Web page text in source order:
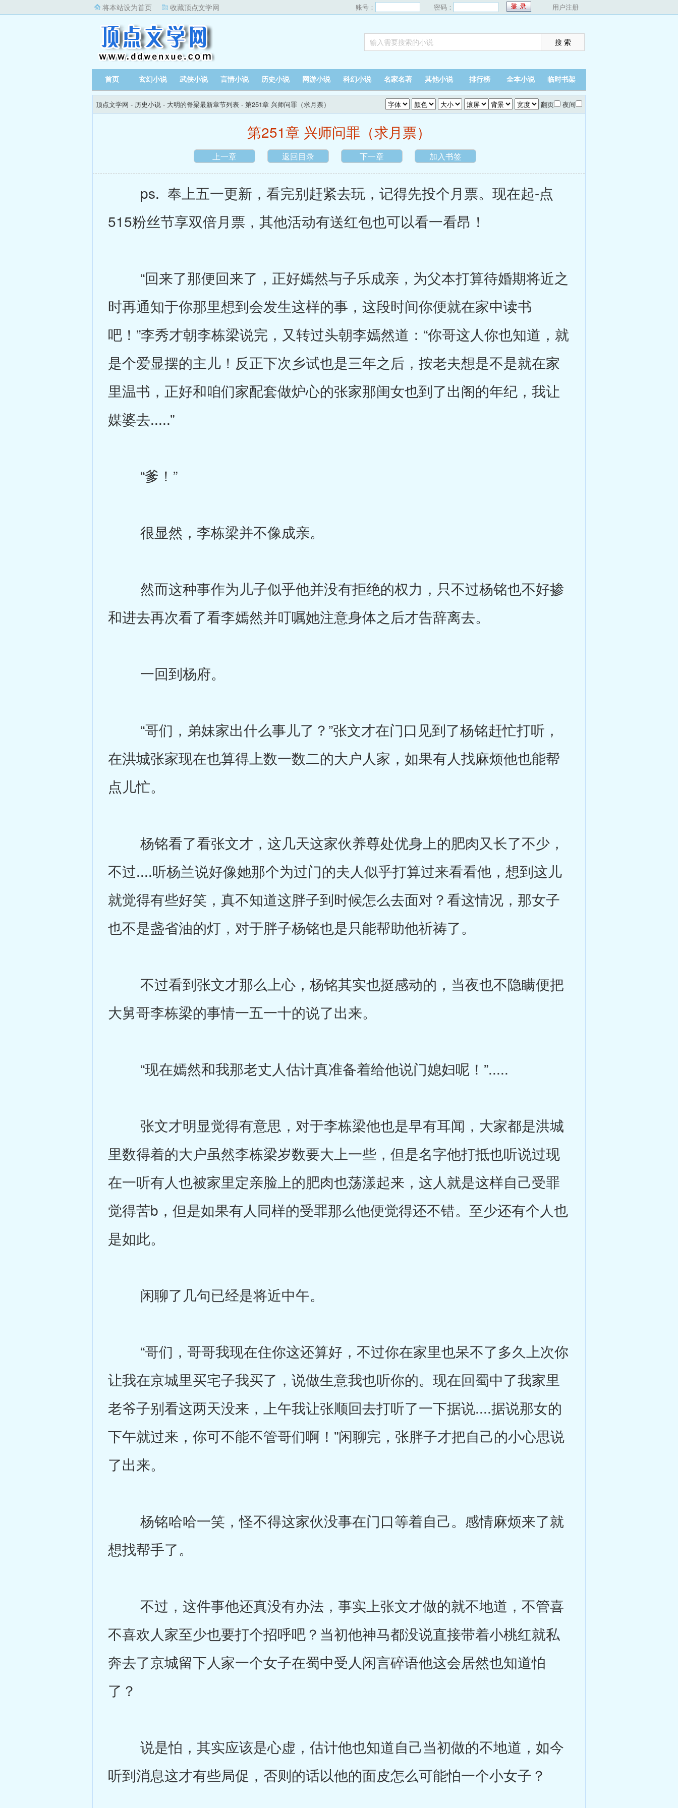
将本站设为首页 收藏顶点文学网 账号： 密码： 用户注册
首页 玄幻小说 武侠小说 言情小说 历史小说 网游小说 科幻小说 名家名著 其他小说 排行榜 全本小说 临时书架
顶点文学网 - 历史小说 - 大明的脊梁最新章节列表 - 第251章 兴师问罪（求月票） 翻页 夜间
第251章 兴师问罪（求月票）
上一章 返回目录 下一章 加入书签
ps. 奉上五一更新，看完别赶紧去玩，记得先投个月票。现在起-点
515粉丝节享双倍月票，其他活动有送红包也可以看一看昂！
“回来了那便回来了，正好嫣然与子乐成亲，为父本打算待婚期将近之
时再通知于你那里想到会发生这样的事，这段时间你便就在家中读书
吧！”李秀才朝李栋梁说完，又转过头朝李嫣然道：“你哥这人你也知道，就
是个爱显摆的主儿！反正下次乡试也是三年之后，按老夫想是不是就在家
里温书，正好和咱们家配套做炉心的张家那闺女也到了出阁的年纪，我让
媒婆去.....”
“爹！”
很显然，李栋梁并不像成亲。
然而这种事作为儿子似乎他并没有拒绝的权力，只不过杨铭也不好掺
和进去再次看了看李嫣然并叮嘱她注意身体之后才告辞离去。
一回到杨府。
“哥们，弟妹家出什么事儿了？”张文才在门口见到了杨铭赶忙打听，
在洪城张家现在也算得上数一数二的大户人家，如果有人找麻烦他也能帮
点儿忙。
杨铭看了看张文才，这几天这家伙养尊处优身上的肥肉又长了不少，
不过....听杨兰说好像她那个为过门的夫人似乎打算过来看看他，想到这儿
就觉得有些好笑，真不知道这胖子到时候怎么去面对？看这情况，那女子
也不是盏省油的灯，对于胖子杨铭也是只能帮助他祈祷了。
不过看到张文才那么上心，杨铭其实也挺感动的，当夜也不隐瞒便把
大舅哥李栋梁的事情一五一十的说了出来。
“现在嫣然和我那老丈人估计真准备着给他说门媳妇呢！”.....
张文才明显觉得有意思，对于李栋梁他也是早有耳闻，大家都是洪城
里数得着的大户虽然李栋梁岁数要大上一些，但是名字他打抵也听说过现
在一听有人也被家里定亲脸上的肥肉也荡漾起来，这人就是这样自己受罪
觉得苦b，但是如果有人同样的受罪那么他便觉得还不错。至少还有个人也
是如此。
闲聊了几句已经是将近中午。
“哥们，哥哥我现在住你这还算好，不过你在家里也呆不了多久上次你
让我在京城里买宅子我买了，说做生意我也听你的。现在回蜀中了我家里
老爷子别看这两天没来，上午我让张顺回去打听了一下据说....据说那女的
下午就过来，你可不能不管哥们啊！”闲聊完，张胖子才把自己的小心思说
了出来。
杨铭哈哈一笑，怪不得这家伙没事在门口等着自己。感情麻烦来了就
想找帮手了。
不过，这件事他还真没有办法，事实上张文才做的就不地道，不管喜
不喜欢人家至少也要打个招呼吧？当初他神马都没说直接带着小桃红就私
奔去了京城留下人家一个女子在蜀中受人闲言碎语他这会居然也知道怕
了？
说是怕，其实应该是心虚，估计他也知道自己当初做的不地道，如今
听到消息这才有些局促，否则的话以他的面皮怎么可能怕一个小女子？